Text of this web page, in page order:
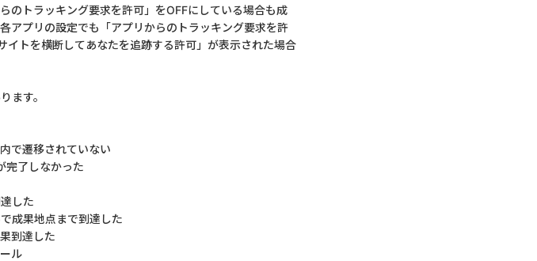
のトラッキング要求を許可」をOFFにしている場合も成
アプリの設定でも「アプリからのトラッキング要求を許
トを横断してあなたを追跡する許可」が表示された場合
ます。
で遷移されていない
完了しなかった
した
成果地点まで到達した
到達した
ル